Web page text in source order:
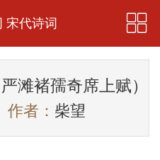
宋代诗词
滩褚孺奇席上赋）
作者： 柴望